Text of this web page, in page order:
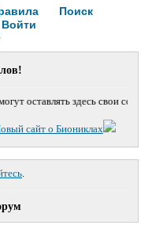
Поиск
Войти
оставлять здесь свои
сайт о Биониклах
.